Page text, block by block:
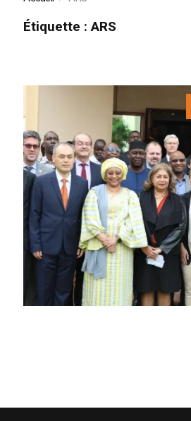
Étiquette :ARS